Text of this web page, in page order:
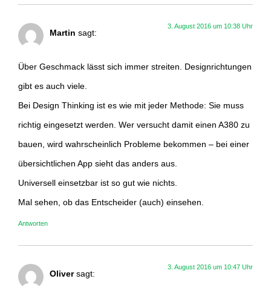
Martin sagt:
3. August 2016 um 10:38 Uhr
Über Geschmack lässt sich immer streiten. Designrichtungen
gibt es auch viele.
Bei Design Thinking ist es wie mit jeder Methode: Sie muss
richtig eingesetzt werden. Wer versucht damit einen A380 zu
bauen, wird wahrscheinlich Probleme bekommen – bei einer
übersichtlichen App sieht das anders aus.
Universell einsetzbar ist so gut wie nichts.
Mal sehen, ob das Entscheider (auch) einsehen.
Antworten
Oliver sagt:
3. August 2016 um 10:47 Uhr